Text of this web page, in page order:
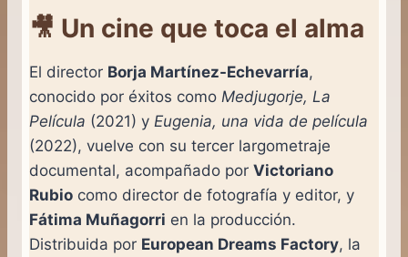
🎥 Un cine que toca el alma
El director Borja Martínez-Echevarría,
conocido por éxitos como Medjugorje, La
Película (2021) y Eugenia, una vida de película
(2022), vuelve con su tercer largometraje
documental, acompañado por Victoriano
Rubio como director de fotografía y editor, y
Fátima Muñagorri en la producción.
Distribuida por European Dreams Factory, la